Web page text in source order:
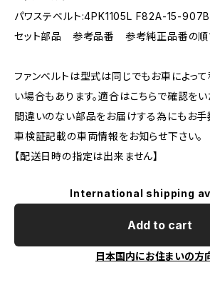
パワステベルト:4PK1105L F82A-15-907B
セット部品 参考品番 参考純正品番の順
ファンベルトは型式は同じでもお車によっ
い場合もあります。適合はこちらで確認をい
間違いのない部品をお届けする為にもお
車検証記載の車両情報をお知らせ下さい。
【配送日時の指定は出来ません】
International shipping
Add to cart
日本国内にお住まいの方